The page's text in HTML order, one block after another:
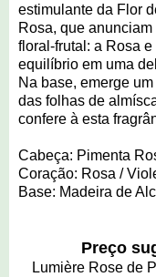
estimulante da Flor
Rosa, que
floral-frutal: a Rosa
equilíbrio em uma
Na base, emerge
das folhas de
confere à esta
Cabeça: Pimenta
Coração: Rosa /
Base: Madeira de
Preço
Lumière Rose de